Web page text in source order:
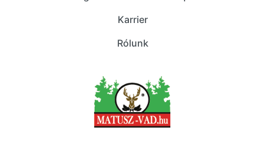
Karrier
Rólunk